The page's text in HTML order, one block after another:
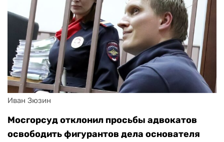
Иван Зюзин
Мосгорсуд отклонил просьбы адвокатов
освободить фигурантов дела основателя